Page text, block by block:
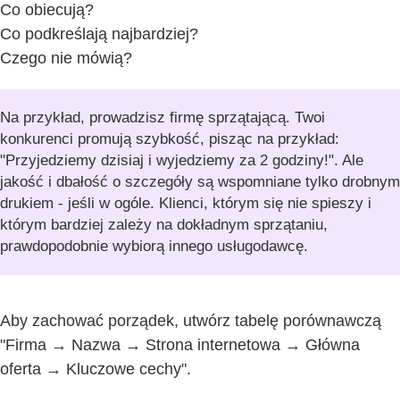
Co obiecują?
Co podkreślają najbardziej?
Czego nie mówią?
Na przykład, prowadzisz firmę sprzątającą. Twoi
konkurenci promują szybkość, pisząc na przykład:
"Przyjedziemy dzisiaj i wyjedziemy za 2 godziny!". Ale
jakość i dbałość o szczegóły są wspomniane tylko drobnym
drukiem - jeśli w ogóle. Klienci, którym się nie spieszy i
którym bardziej zależy na dokładnym sprzątaniu,
prawdopodobnie wybiorą innego usługodawcę.
Aby zachować porządek, utwórz tabelę porównawczą
"Firma → Nazwa → Strona internetowa → Główna
oferta → Kluczowe cechy".